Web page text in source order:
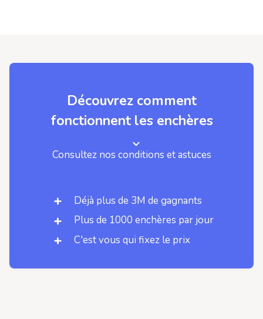
Découvrez comment
fonctionnent les enchères
Consultez nos conditions et astuces
Déjà plus de 3M de gagnants
Plus de 1000 enchères par jour
C'est vous qui fixez le prix